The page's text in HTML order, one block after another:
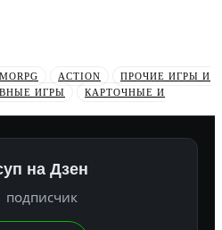
ACTION
ПРОЧИЕ ИГРЫ И
ИГРЫ
КАРТОЧНЫЕ И
на Дзен
подписчик